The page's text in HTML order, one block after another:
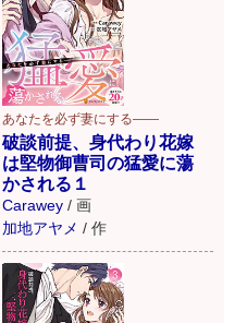
あなたを必ず妻にする――
破談前提、身代わり花嫁
は堅物御曹司の猛愛に蕩
かされる１
Carawey / 画
加地アヤメ / 作